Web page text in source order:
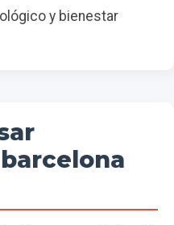
y bienestar